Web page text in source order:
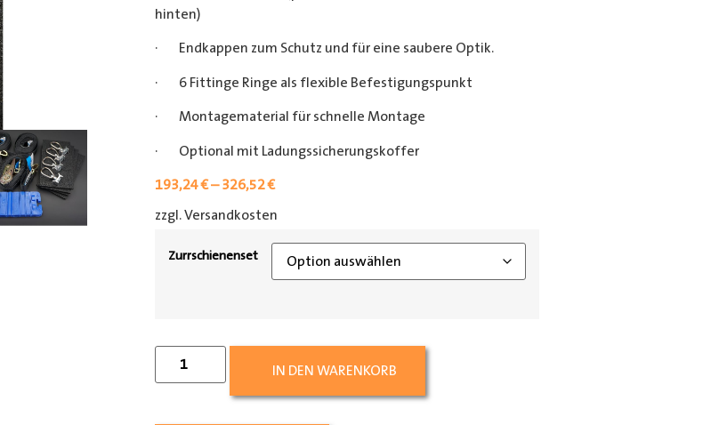
hinten)
· Endkappen zum Schutz und für eine saubere Optik.
· 6 Fittinge Ringe als flexible Befestigungspunkt
· Montagematerial für schnelle Montage
· Optional mit Ladungssicherungskoffer
193,24€–326,52€
zzgl. Versandkosten
Zurrschienenset
IN DEN WARENKORB